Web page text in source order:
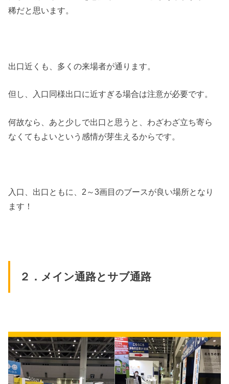
稀だと思います。
出口近くも、多くの来場者が通ります。
但し、入口同様出口に近すぎる場合は注意が必要です。
何故なら、あと少しで出口と思うと、わざわざ立ち寄ら
なくてもよいという感情が芽生えるからです。
入口、出口ともに、2～3画目のブースが良い場所となり
ます！
２．メイン通路とサブ通路